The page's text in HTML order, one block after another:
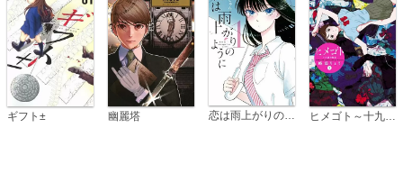
ギフト± 幽麗塔 恋は雨上がりのように